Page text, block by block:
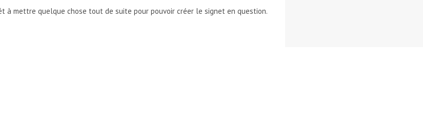
à mettre quelque chose tout de suite pour pouvoir créer le signet en question.